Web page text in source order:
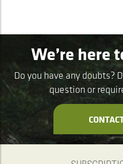
We’re here
Do you have any doubts?
question or